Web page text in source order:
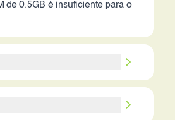
de 0.5GB é insuficiente para o
de detalhes, ruído elevado